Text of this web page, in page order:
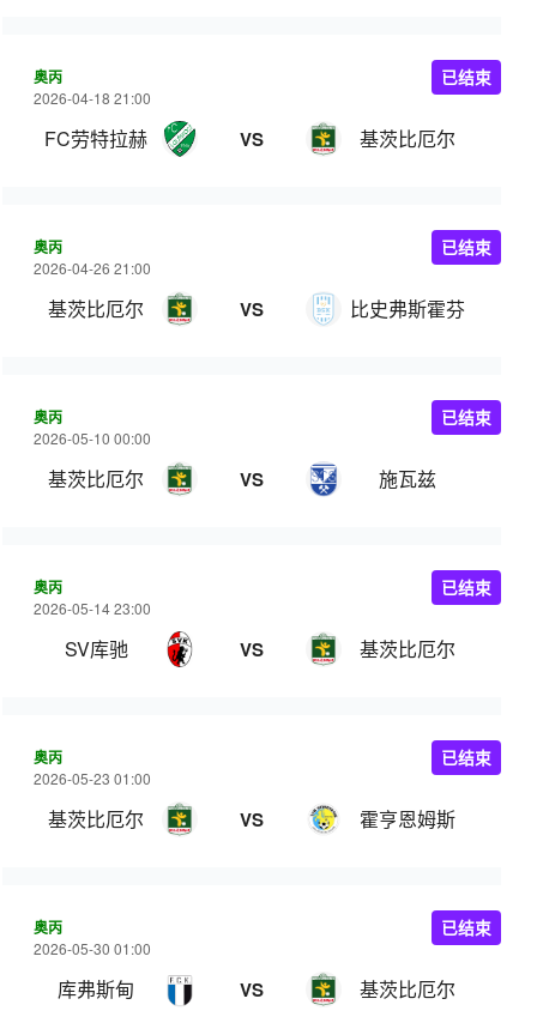
奥丙
2026-04-18 21:00
FC劳特拉赫 VS 基茨比厄尔
已结束
奥丙
2026-04-26 21:00
基茨比厄尔 VS 比史弗斯霍芬
已结束
奥丙
2026-05-10 00:00
基茨比厄尔 VS 施瓦兹
已结束
奥丙
2026-05-14 23:00
SV库驰 VS 基茨比厄尔
已结束
奥丙
2026-05-23 01:00
基茨比厄尔 VS 霍亨恩姆斯
已结束
奥丙
2026-05-30 01:00
库弗斯甸 VS 基茨比厄尔
已结束